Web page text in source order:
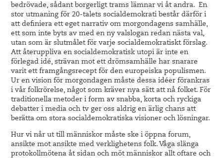
bedrövade, sådant borgerligt trams lämnar vi åt andra. En
stor utmaning för 20-talets socialdemokrati består därför i
att definiera ett eget narrativ om morgondagens samhälle,
ett som inte byts av med en ny valslogan redan nästa val,
utan som är slutmålet för varje socialdemokratiskt förslag.
Att återuppliva en socialdemokratisk utopi är inte en
förlegad idé, strävan mot ett drömsamhälle har snarare
varit ett framgångsrecept för den europeiska populismen.
Ur en vision för morgondagen måste dessa idéer förankras
i vår folkrörelse, något som kräver nya sätt att nå folket. För
traditionella metoder i form av snabba, korta och ryckiga
debatter i media och tv ger oss aldrig en ärlig chans att
berätta om stora socialdemokratiska visioner och lösningar.
Hur vi når ut till människor måste ske i öppna forum,
ansikte mot ansikte med verklighetens folk. Våga slänga
protokollmötena åt sidan och möt människor allt oftare och